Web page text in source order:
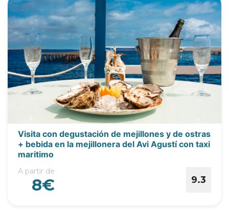
Visita con degustación de mejillones y de ostras
+ bebida en la mejillonera del Avi Agustí con taxi
maritimo
A partir de
8€ 9.3